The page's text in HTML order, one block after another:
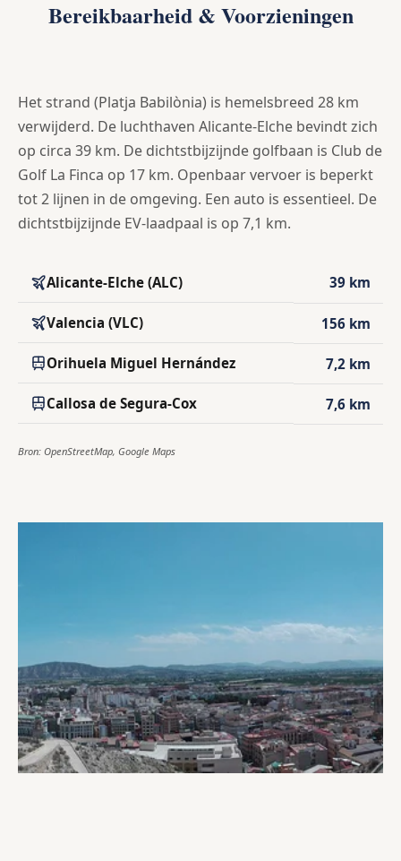
Bereikbaarheid & Voorzieningen
Het strand (Platja Babilònia) is hemelsbreed 28 km
verwijderd. De luchthaven Alicante-Elche bevindt zich
op circa 39 km. De dichtstbijzijnde golfbaan is Club de
Golf La Finca op 17 km. Openbaar vervoer is beperkt
tot 2 lijnen in de omgeving. Een auto is essentieel. De
dichtstbijzijnde EV-laadpaal is op 7,1 km.
Alicante-Elche (ALC) 39 km
Valencia (VLC) 156 km
Orihuela Miguel Hernández 7,2 km
Callosa de Segura-Cox 7,6 km
Bron: OpenStreetMap, Google Maps